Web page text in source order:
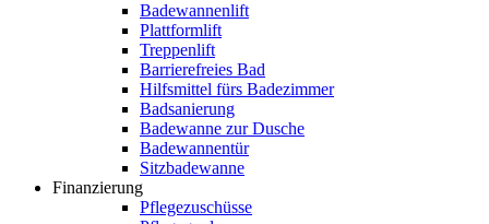
Badewannenlift
Plattformlift
Treppenlift
Barrierefreies Bad
Hilfsmittel fürs Badezimmer
Badsanierung
Badewanne zur Dusche
Badewannentür
Sitzbadewanne
Finanzierung
Pflegezuschüsse